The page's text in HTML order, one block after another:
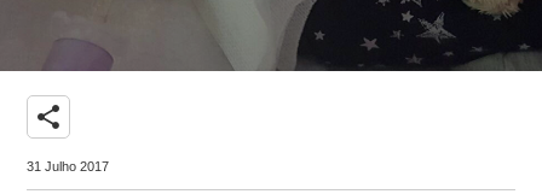
share
31 Julho 2017